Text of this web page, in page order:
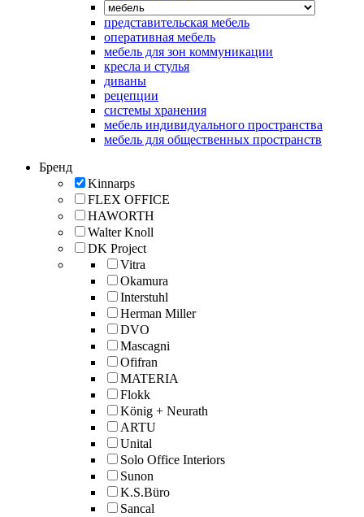
представительская мебель
оперативная мебель
мебель для зон коммуникации
кресла и стулья
диваны
рецепции
системы хранения
мебель индивидуального пространства
мебель для общественных пространств
Бренд
Kinnarps
FLEX OFFICE
HAWORTH
Walter Knoll
DK Project
Vitra
Okamura
Interstuhl
Herman Miller
DVO
Mascagni
Ofifran
MATERIA
Flokk
König + Neurath
ARTU
Unital
Solo Office Interiors
Sunon
K.S.Büro
Sancal